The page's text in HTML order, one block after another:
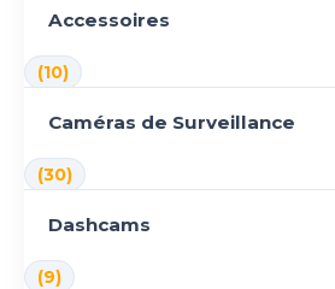
Accessoires
(10)
Caméras de Surveillance
(30)
Dashcams
(9)